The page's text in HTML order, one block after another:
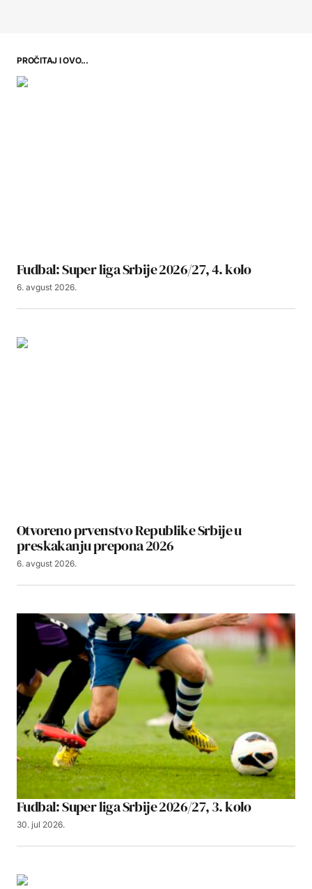
PROČITAJ I OVO...
Fudbal: Super liga Srbije 2026/27, 4. kolo
6. avgust 2026.
Otvoreno prvenstvo Republike Srbije u
preskakanju prepona 2026
6. avgust 2026.
Fudbal: Super liga Srbije 2026/27, 3. kolo
30. jul 2026.